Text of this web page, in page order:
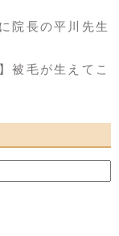
院長の平川先生
被毛が生えてこ